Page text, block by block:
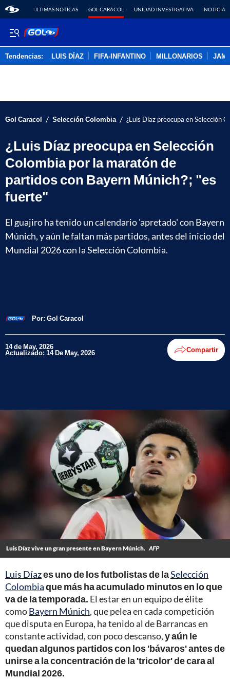
ÚLTIMAS NOTICAS GOL CARACOL UNIDAD INVESTIGATIVA NOTICIAS
Tendencias: LUIS DÍAZ FIFA-INFANTINO MILLONARIOS
Gol Caracol / Selección Colombia / ¿Luis Díaz preocupa en Selección
¿Luis Díaz preocupa en Selección
Colombia por la maratón de
partidos con Bayern Múnich?; "es
fuerte"
El guajiro ha tenido un calendario 'apretado' con Bayern
Múnich, y aún le faltan más partidos, antes del inicio del
Mundial 2026 con la Selección Colombia.
Por: Gol Caracol
14 de May, 2026
Actualizado: 14 De May, 2026 Compartir
Luis Díaz vive un gran presente en Bayern Múnich. AFP
Luis Díazes uno de los futbolistas de laSelección
Colombiaque más ha acumulado minutos en lo que
va de la temporada. El estar en un equipo de élite
comoBayern Múnich, que pelea en cada competición
que disputa en Europa, ha tenido al de Barrancas en
constante actividad, con poco descanso,y aún le
quedan algunos partidos con los 'bávaros' antes de
unirse a la concentración de la 'tricolor' de cara al
Mundial 2026.